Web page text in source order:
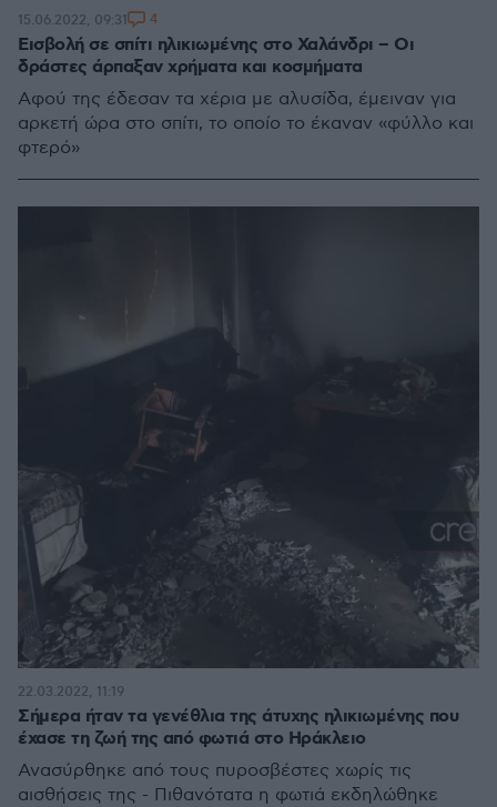
Eισβολή σε σπίτι ηλικιωμένης στο Χαλάνδρι – Οι
δράστες άρπαξαν χρήματα και κοσμήματα
Αφού της έδεσαν τα χέρια με αλυσίδα, έμειναν για
αρκετή ώρα στο σπίτι, το οποίο το έκαναν «φύλλο και
φτερό»
15.06.2022, 09:31 4
Σήμερα ήταν τα γενέθλια της άτυχης ηλικιωμένης που
έχασε τη ζωή της από φωτιά στο Ηράκλειο
Ανασύρθηκε από τους πυροσβέστες χωρίς τις
αισθήσεις της - Πιθανότατα η φωτιά εκδηλώθηκε
22.03.2022, 11:19